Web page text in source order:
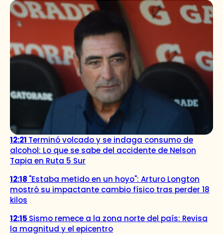
12:21 Terminó volcado y se indaga consumo de
alcohol: Lo que se sabe del accidente de Nelson
Tapia en Ruta 5 Sur
12:18 "Estaba metido en un hoyo": Arturo Longton
mostró su impactante cambio físico tras perder 18
kilos
12:15 Sismo remece a la zona norte del país: Revisa
la magnitud y el epicentro